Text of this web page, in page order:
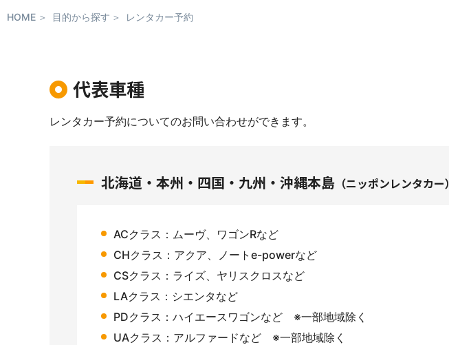
HOME 目的から探す レンタカー予約
代表車種
レンタカー予約についてのお問い合わせができます。
北海道・本州・四国・九州・沖縄本島 （ニッポンレンタカー）
ACクラス：ムーヴ、ワゴンRなど
CHクラス：アクア、ノートe-powerなど
CSクラス：ライズ、ヤリスクロスなど
LAクラス：シエンタなど
PDクラス：ハイエースワゴンなど ※一部地域除く
UAクラス：アルファードなど ※一部地域除く